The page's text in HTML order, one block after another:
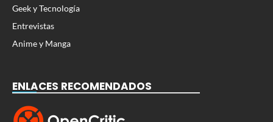
Geek y Tecnología
Entrevistas
Anime y Manga
ENLACES RECOMENDADOS